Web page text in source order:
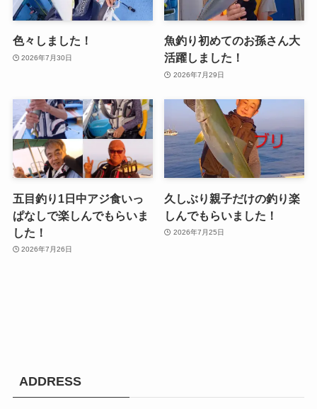
色々しました！
2026年7月30日
魚釣り初めてのお孫さん大
活躍しました！
2026年7月29日
五目釣り1日中アジ食いっ
ぱなしで楽しんでもらいま
した！
2026年7月26日
久しぶり親子だけの釣り楽
しんでもらいました！
2026年7月25日
ADDRESS